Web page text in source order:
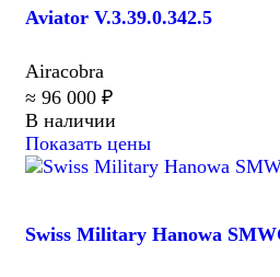
Aviator V.3.39.0.342.5
Airacobra
≈ 96 000 ₽
В наличии
Показать цены
Swiss Military Hanowa